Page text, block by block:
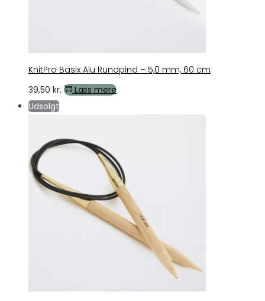
KnitPro Basix Alu Rundpind – 5,0 mm, 60 cm
39,50 kr.
Læs mere
Udsolgt